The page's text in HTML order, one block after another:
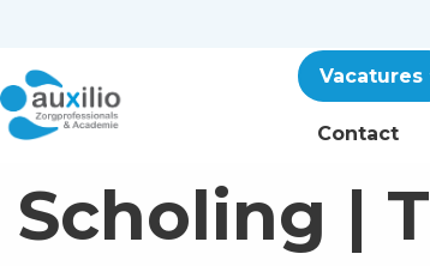
Vacatures
Contact
Scholing |